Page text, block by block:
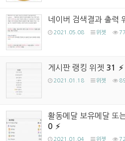
네이버 검색결과 출력
2021.05.08 위젯
게시판 랭킹 위젯 31
2021.01.18 위젯
활동메달 보유메달 또
0
2021.01.04 위젯